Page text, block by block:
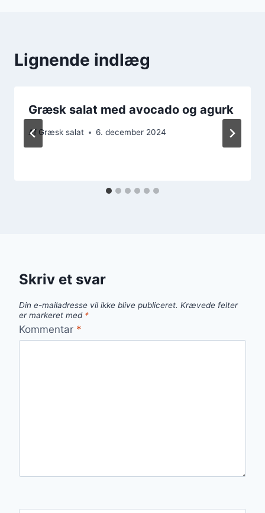
Lignende indlæg
Græsk salat med avocado og agurk
Af Græsk salat 6. december 2024
Skriv et svar
Din e-mailadresse vil ikke blive publiceret. Krævede felter
er markeret med *
Kommentar *